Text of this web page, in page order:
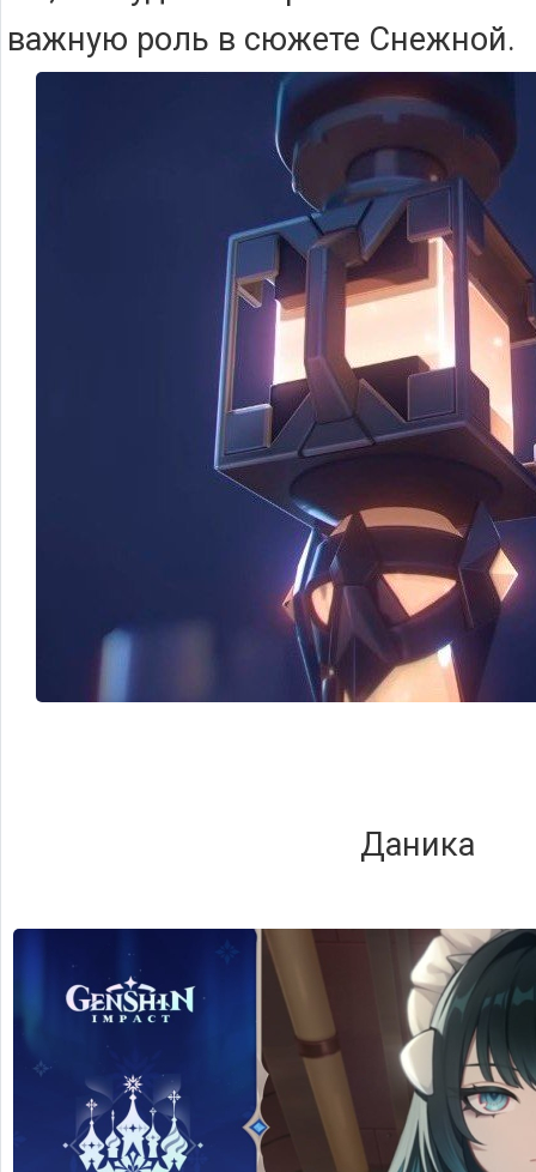
важную роль в сюжете Снежной.
Даника